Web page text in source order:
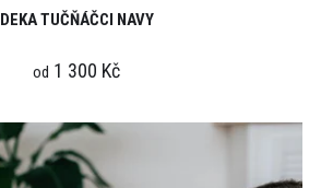
DEKA TUČŇÁČCI NAVY
od 1 300 Kč